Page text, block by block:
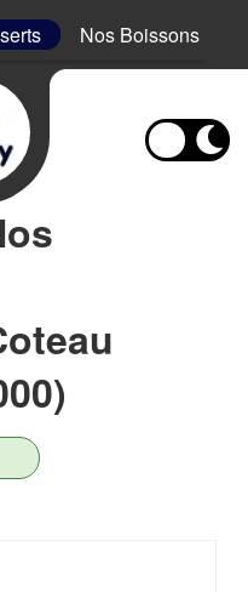
Nos Boissons